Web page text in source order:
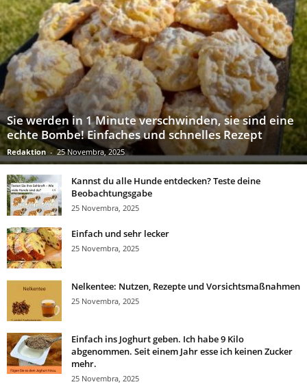
Sie werden in 1 Minute verschwinden, sie sind eine
echte Bombe! Einfaches und schnelles Rezept
Redaktion - 25 Novembra, 2025
Kannst du alle Hunde entdecken? Teste deine
Beobachtungsgabe
25 Novembra, 2025
Einfach und sehr lecker
25 Novembra, 2025
Nelkentee: Nutzen, Rezepte und Vorsichtsmaßnahmen
25 Novembra, 2025
Einfach ins Joghurt geben. Ich habe 9 Kilo
abgenommen. Seit einem Jahr esse ich keinen Zucker
mehr.
25 Novembra, 2025